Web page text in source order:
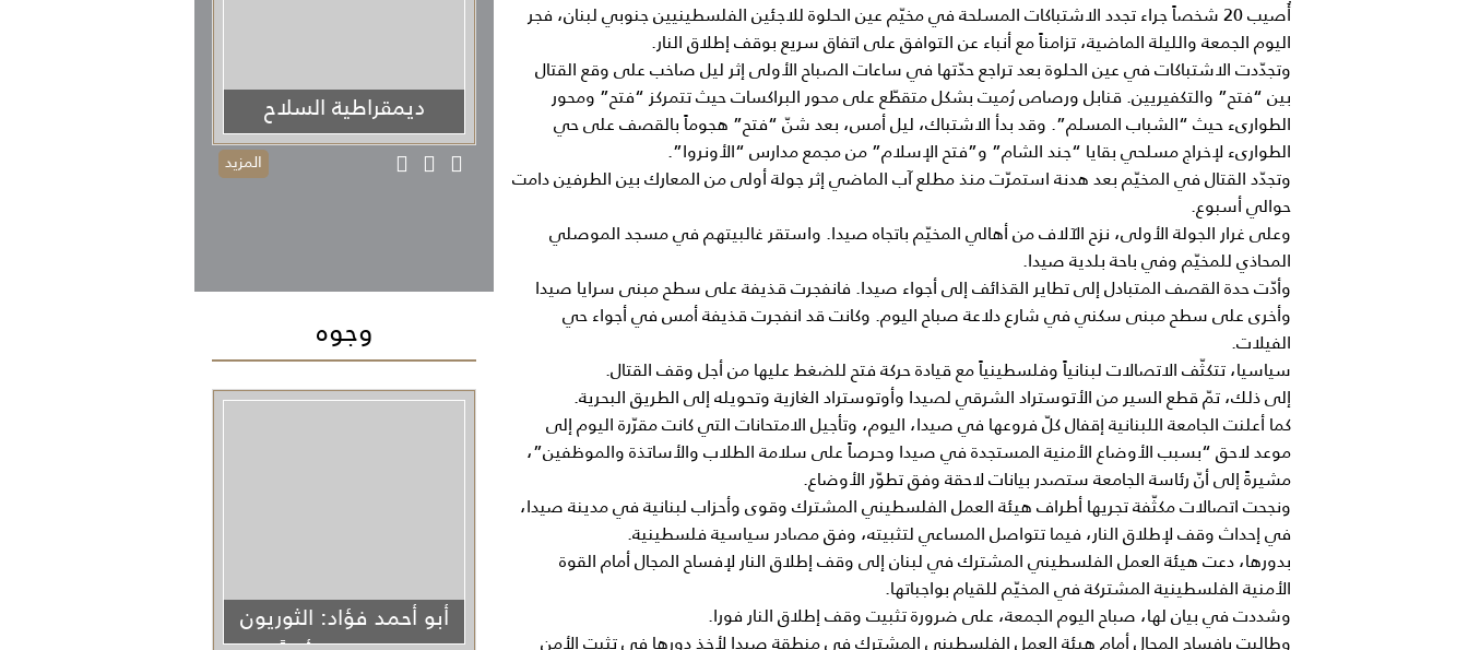
أُصيب 20 شخصاً جراء تجدد الاشتباكات المسلحة في مخيّم عين الحلوة للاجئين الفلسطينيين جنوبي لبنان، فجر
اليوم الجمعة والليلة الماضية، تزامناً مع أنباء عن التوافق على اتفاق سريع بوقف إطلاق النار.
وتجدّدت الاشتباكات في عين الحلوة بعد تراجع حدّتها في ساعات الصباح الأولى إثر ليل صاخب على وقع القتال
بين “فتح” والتكفيريين. قنابل ورصاص رُميت بشكل متقطّع على محور البراكسات حيث تتمركز “فتح” ومحور
الطوارىء حيث “الشباب المسلم”. وقد بدأ الاشتباك، ليل أمس، بعد شنّ “فتح” هجوماً بالقصف على حي
الطوارىء لإخراج مسلحي بقايا “جند الشام” و”فتح الإسلام” من مجمع مدارس “الأونروا”.
وتجدّد القتال في المخيّم بعد هدنة استمرّت منذ مطلع آب الماضي إثر جولة أولى من المعارك بين الطرفين دامت
حوالي أسبوع.
وعلى غرار الجولة الأولى، نزح الآلاف من أهالي المخيّم باتجاه صيدا. واستقر غالبيتهم في مسجد الموصلي
المحاذي للمخيّم وفي باحة بلدية صيدا.
وأدّت حدة القصف المتبادل إلى تطاير القذائف إلى أجواء صيدا. فانفجرت قذيفة على سطح مبنى سرايا صيدا
وأخرى على سطح مبنى سكني في شارع دلاعة صباح اليوم. وكانت قد انفجرت قذيفة أمس في أجواء حي
الفيلات.
سياسيا، تتكثّف الاتصالات لبنانياً وفلسطينياً مع قيادة حركة فتح للضغط عليها من أجل وقف القتال.
إلى ذلك، تمّ قطع السير من الأتوستراد الشرقي لصيدا وأوتوستراد الغازية وتحويله إلى الطريق البحرية.
كما أعلنت الجامعة اللبنانية إقفال كلّ فروعها في صيدا، اليوم، وتأجيل الامتحانات التي كانت مقرّرة اليوم إلى
موعد لاحق “بسبب الأوضاع الأمنية المستجدة في صيدا وحرصاً على سلامة الطلاب والأساتذة والموظفين”،
مشيرةً إلى أنّ رئاسة الجامعة ستصدر بيانات لاحقة وفق تطوّر الأوضاع.
ونجحت اتصالات مكثّفة تجريها أطراف هيئة العمل الفلسطيني المشترك وقوى وأحزاب لبنانية في مدينة صيدا،
في إحداث وقف لإطلاق النار، فيما تتواصل المساعي لتثبيته، وفق مصادر سياسية فلسطينية.
بدورها، دعت هيئة العمل الفلسطيني المشترك في لبنان إلى وقف إطلاق النار لإفساح المجال أمام القوة
الأمنية الفلسطينية المشتركة في المخيّم للقيام بواجباتها.
وشددت في بيان لها، صباح اليوم الجمعة، على ضرورة تثبيت وقف إطلاق النار فورا.
وطالبت بإفساح المجال أمام هيئة العمل الفلسطيني المشترك في منطقة صيدا لأخذ دورها في تثبت الأمن
ديمقراطية السلاح
المزيد
وجوه
أبو أحمد فؤاد: الثوريون